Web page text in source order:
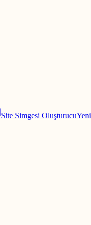
Site Simgesi OluşturucuYeni